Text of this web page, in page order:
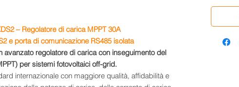
– Regolatore di carica MPPT 30A
e porta di comunicazione RS485 isolata
avanzato regolatore di carica con inseguimento del
per sistemi fotovoltaici off-grid.
internazionale con maggiore qualità, affidabilità e